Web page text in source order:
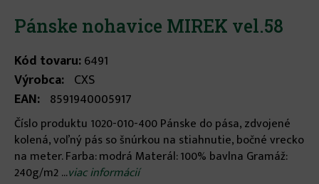
Pánske nohavice MIREK vel.58
Kód tovaru:6491
Výrobca: CXS
EAN: 8591940005917
Číslo produktu 1020-010-400 Pánske do pása, zdvojené
kolená, voľný pás so šnúrkou na stiahnutie, bočné vrecko
na meter. Farba: modrá Materál: 100% bavlna Gramáž:
240g/m2 ...viac informácií